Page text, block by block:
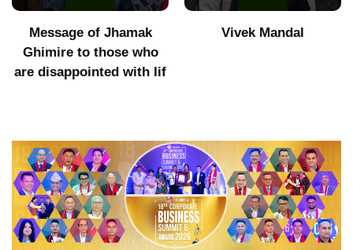
Message of Jhamak
Ghimire to those who
are disappointed with lif
Vivek Mandal